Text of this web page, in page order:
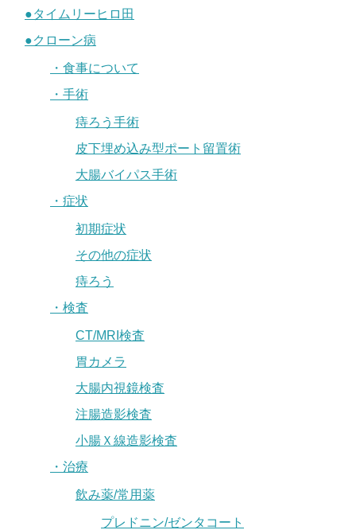
●タイムリーヒロ田
●クローン病
・食事について
・手術
痔ろう手術
皮下埋め込み型ポート留置術
大腸バイパス手術
・症状
初期症状
その他の症状
痔ろう
・検査
CT/MRI検査
胃カメラ
大腸内視鏡検査
注腸造影検査
小腸Ｘ線造影検査
・治療
飲み薬/常用薬
プレドニン/ゼンタコート